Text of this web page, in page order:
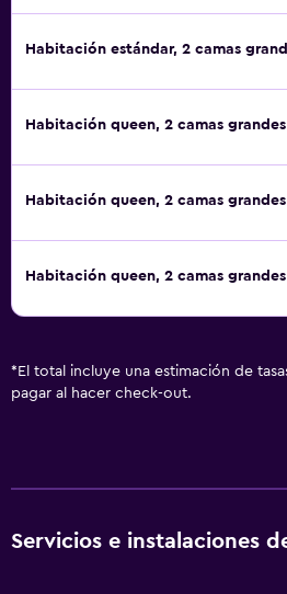
Habitación estándar, 2 camas
Habitación queen, 2 camas grandes
Habitación queen, 2 camas grandes
Habitación queen, 2 camas grandes
* El total incluye una estimación de
pagar al hacer check-out.
Servicios e instalaciones